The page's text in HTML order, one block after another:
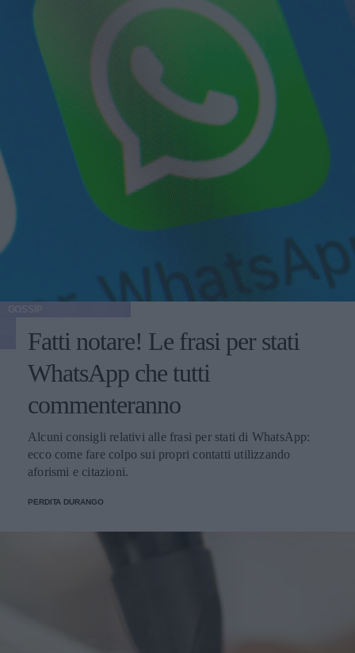
Fatti notare! Le frasi per stati
WhatsApp che tutti
commenteranno
Alcuni consigli relativi alle frasi per stati di WhatsApp:
ecco come fare colpo sui propri contatti utilizzando
aforismi e citazioni.
PERDITA DURANGO